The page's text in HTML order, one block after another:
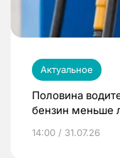
Актуальное
Половина
бензин меньше
14:00 / 31.07.26